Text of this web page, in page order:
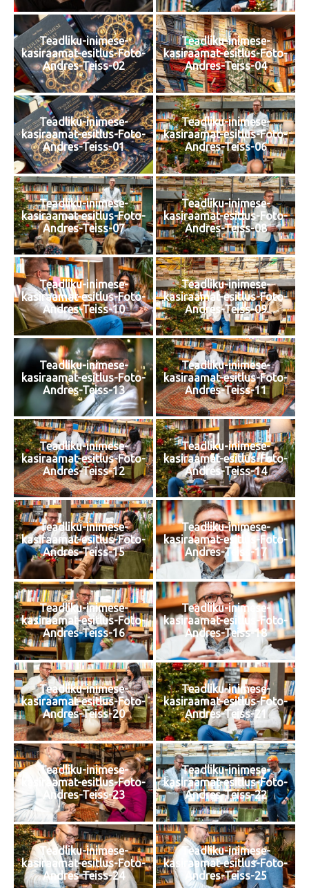
Teadliku-inimese-
kasiraamat-esitlus-Foto-
Andres-Teiss-02
Teadliku-inimese-
kasiraamat-esitlus-Foto-
Andres-Teiss-04
Teadliku-inimese-
kasiraamat-esitlus-Foto-
Andres-Teiss-01
Teadliku-inimese-
kasiraamat-esitlus-Foto-
Andres-Teiss-06
Teadliku-inimese-
kasiraamat-esitlus-Foto-
Andres-Teiss-07
Teadliku-inimese-
kasiraamat-esitlus-Foto-
Andres-Teiss-08
Teadliku-inimese-
kasiraamat-esitlus-Foto-
Andres-Teiss-10
Teadliku-inimese-
kasiraamat-esitlus-Foto-
Andres-Teiss-09
Teadliku-inimese-
kasiraamat-esitlus-Foto-
Andres-Teiss-13
Teadliku-inimese-
kasiraamat-esitlus-Foto-
Andres-Teiss-11
Teadliku-inimese-
kasiraamat-esitlus-Foto-
Andres-Teiss-12
Teadliku-inimese-
kasiraamat-esitlus-Foto-
Andres-Teiss-14
Teadliku-inimese-
kasiraamat-esitlus-Foto-
Andres-Teiss-15
Teadliku-inimese-
kasiraamat-esitlus-Foto-
Andres-Teiss-17
Teadliku-inimese-
kasiraamat-esitlus-Foto-
Andres-Teiss-16
Teadliku-inimese-
kasiraamat-esitlus-Foto-
Andres-Teiss-18
Teadliku-inimese-
kasiraamat-esitlus-Foto-
Andres-Teiss-20
Teadliku-inimese-
kasiraamat-esitlus-Foto-
Andres-Teiss-21
Teadliku-inimese-
kasiraamat-esitlus-Foto-
Andres-Teiss-23
Teadliku-inimese-
kasiraamat-esitlus-Foto-
Andres-Teiss-22
Teadliku-inimese-
kasiraamat-esitlus-Foto-
Andres-Teiss-24
Teadliku-inimese-
kasiraamat-esitlus-Foto-
Andres-Teiss-25